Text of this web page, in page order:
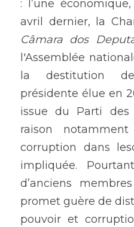
: l’une
Câmara dos
l'Assemblée
la destitution
présidente élue en
issue du Parti des
raison
corruption dans
impliquée.
d’anciens
promet guère de
pouvoir et